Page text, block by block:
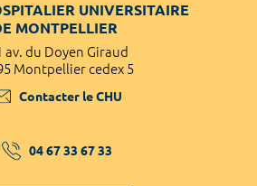
UNIVERSITAIRE
MONTPELLIER
av. du Doyen Giraud
Montpellier cedex 5
Contacter le CHU
04 67 33 67 33